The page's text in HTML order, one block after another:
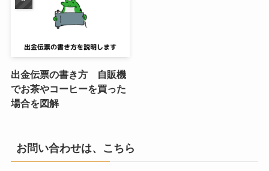
出金伝票の書き方 自販機
でお茶やコーヒーを買った
場合を図解
お問い合わせは、こちら